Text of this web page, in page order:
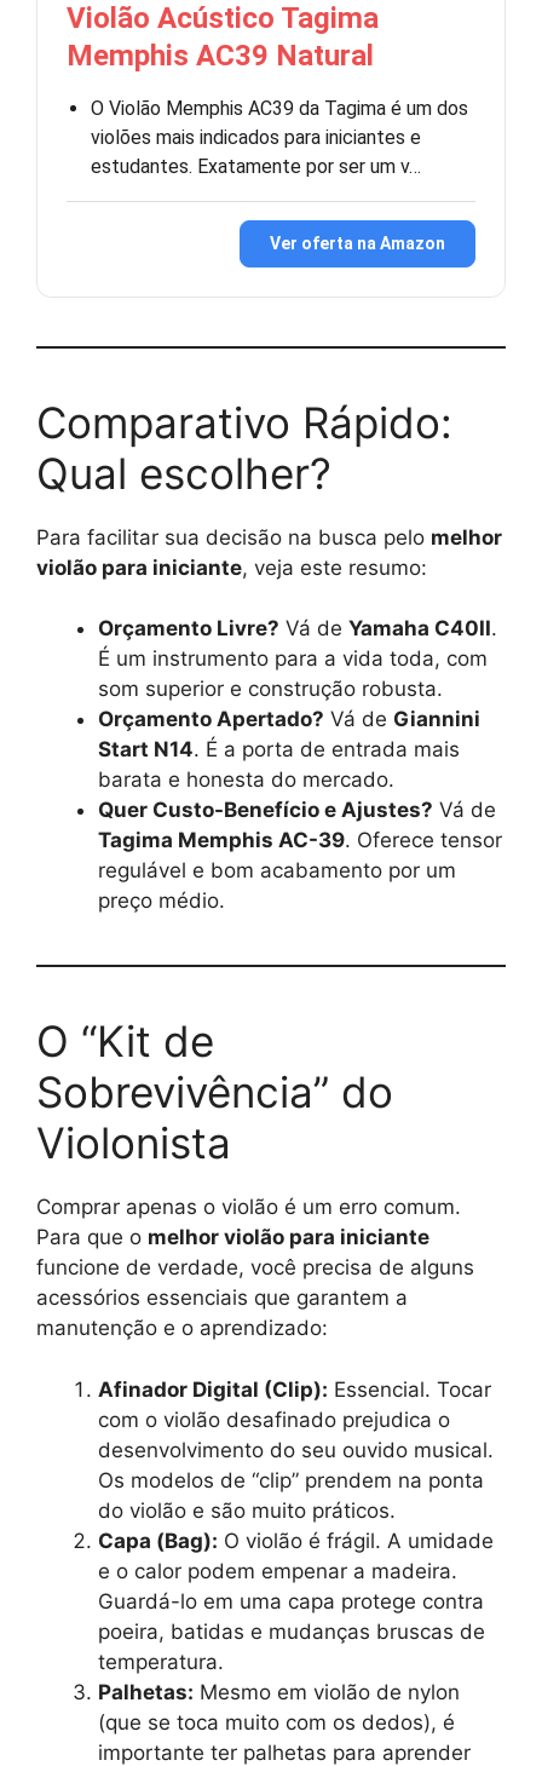
Violão Acústico Tagima
Memphis AC39 Natural
O Violão Memphis AC39 da Tagima é um dos
violões mais indicados para iniciantes e
estudantes. Exatamente por ser um v…
Ver oferta na Amazon
Comparativo Rápido:
Qual escolher?
Para facilitar sua decisão na busca pelo melhor
violão para iniciante, veja este resumo:
Orçamento Livre? Vá de Yamaha C40II.
É um instrumento para a vida toda, com
som superior e construção robusta.
Orçamento Apertado? Vá de Giannini
Start N14. É a porta de entrada mais
barata e honesta do mercado.
Quer Custo-Benefício e Ajustes? Vá de
Tagima Memphis AC-39. Oferece tensor
regulável e bom acabamento por um
preço médio.
O “Kit de
Sobrevivência” do
Violonista
Comprar apenas o violão é um erro comum.
Para que o melhor violão para iniciante
funcione de verdade, você precisa de alguns
acessórios essenciais que garantem a
manutenção e o aprendizado:
Afinador Digital (Clip): Essencial. Tocar
com o violão desafinado prejudica o
desenvolvimento do seu ouvido musical.
Os modelos de “clip” prendem na ponta
do violão e são muito práticos.
Capa (Bag): O violão é frágil. A umidade
e o calor podem empenar a madeira.
Guardá-lo em uma capa protege contra
poeira, batidas e mudanças bruscas de
temperatura.
Palhetas: Mesmo em violão de nylon
(que se toca muito com os dedos), é
importante ter palhetas para aprender